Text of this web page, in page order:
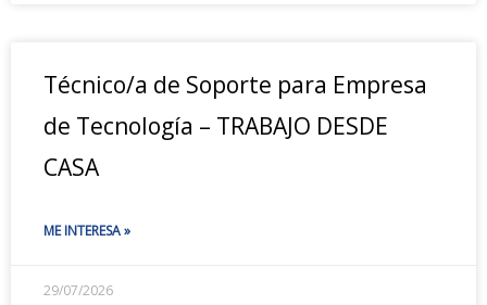
Técnico/a de Soporte para Empresa
de Tecnología – TRABAJO DESDE
CASA
ME INTERESA »
29/07/2026